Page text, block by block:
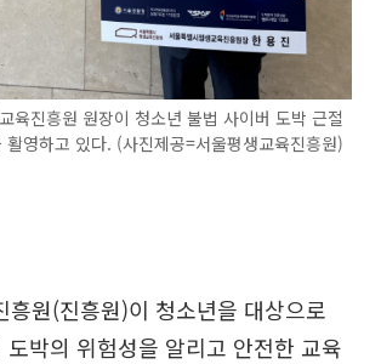
육진흥원 원장이 청소년 불법 사이버 도박 근절
영하고 있다. (사진제공=서울평생교육진흥원)
흥원(진흥원)이 청소년을 대상으로
도박의 위험성을 알리고 안전한 교육